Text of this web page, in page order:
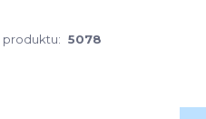
produktu: 5078